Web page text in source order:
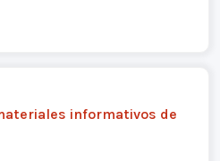
informativos de